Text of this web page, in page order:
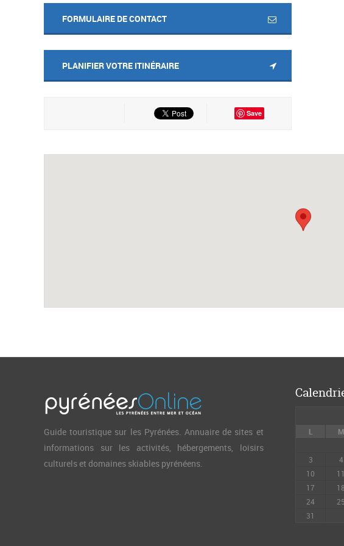
FORMULAIRE DE CONTACT
PLANIFIER VOTRE ITINÉRAIRE
Save
Guide touristique sur les Pyrénées. Annuaire de sites et
informations sur les activités, hébergements, loisirs
culturels et domaines skiables pyrénéens.
L
M
3
4
10
11
17
18
24
25
31